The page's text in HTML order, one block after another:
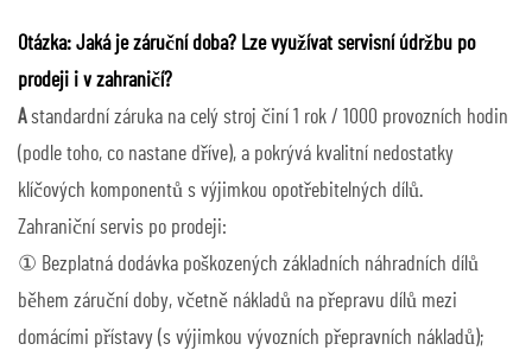
Otázka: Jaká je záruční doba? Lze využívat servisní údržbu po
prodeji i v zahraničí?
Astandardní záruka na celý stroj činí 1 rok / 1000 provozních hodin
(podle toho, co nastane dříve), a pokrývá kvalitní nedostatky
klíčových komponentů s výjimkou opotřebitelných dílů.
Zahraniční servis po prodeji:
① Bezplatná dodávka poškozených základních náhradních dílů
během záruční doby, včetně nákladů na přepravu dílů mezi
domácími přístavy (s výjimkou vývozních přepravních nákladů);